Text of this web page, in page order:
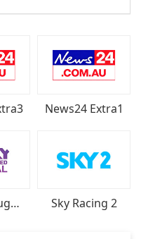
News24 Extra1
Sky Thoroughbred Cent Sky Racing 2